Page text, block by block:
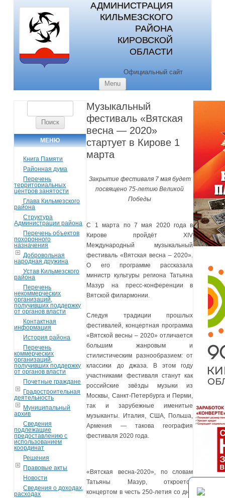
АДМИНИСТРАЦИЯ
КИЛЬМЕЗСКОГО
РАЙОНА
КИРОВСКОЙ
ОБЛАСТИ
Официальный сайт
Menu
МЕНЮ
Книга Памяти
Районная дума
Перечень
территориальных
центров занятости
Глава Кильмезского
района
Структура
Администрации района
Перечень объектов
похоронного
назначения
Добровольная
народная дружина
Устав Кильмезского
района
Перечень
некоммерческих
организаций,
получивших поддержку
от органов власти
Контактная
информация
История района
Перечень
коммерческих
организаций,
получивших поддержку
от органов власти
Почетные граждане
Градостроительная
деятельность
Муниципальный
архив
Сведения
подлежащие
предоставлению с
использованием
координат
Решения
Правовые акты
Новости
Сведения о доходах,
расходах
Музыкальный
фестиваль «Вятская
весна — 2020»
стартует в Кирове 1
марта
Закрытие фестиваля 7 мая будет
посвящено 75-летию Великой
Победы
С 1 марта по 7 мая 2020 года в
Кирове пройдёт XIV
Международный музыкальный
фестиваль «Вятская весна – 2020».
О его программе рассказала
министр культуры региона Татьяна
Мазур на пресс-конференции в
Вятской филармонии.
Следуя традиции прошлых
фестивалей, концертная программа
«Вятской весны – 2020» отличается
большим жанровым и
стилистическим разнообразием: от
классики до джаза. В этом году
участниками фестиваля станут как
российские звёзды музыки из
Москвы, Санкт-Петербурга и Перми,
так и зарубежные именитые
музыканты. Италия, США, Польша,
Армения — такова география
фестиваля 2020 года.
«Вятская весна-2020», по словам
Татьяны Мазур, откроется
концертом в честь 250-летия со дня